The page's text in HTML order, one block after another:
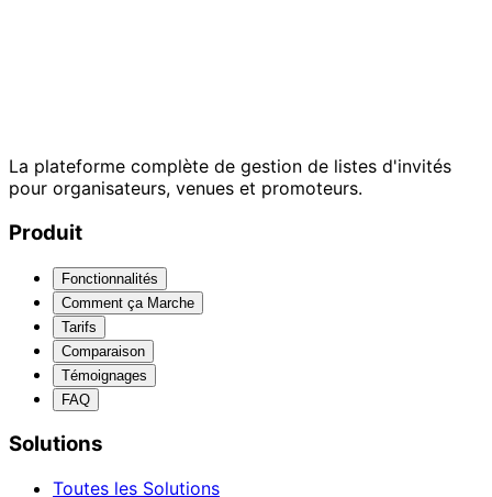
La plateforme complète de gestion de listes d'invités
pour organisateurs, venues et promoteurs.
Produit
Fonctionnalités
Comment ça Marche
Tarifs
Comparaison
Témoignages
FAQ
Solutions
Toutes les Solutions